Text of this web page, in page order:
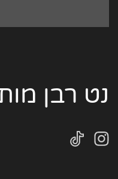
נט רבן